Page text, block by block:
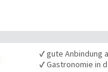
✓gute Anbindung
✓Gastronomie in